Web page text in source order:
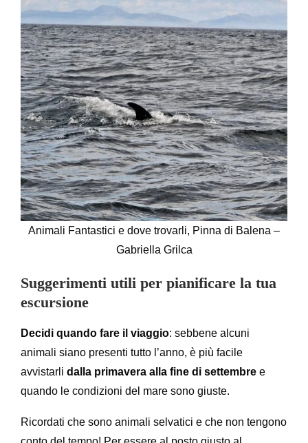
Animali Fantastici e dove trovarli, Pinna di Balena –
Gabriella Grilca
Suggerimenti utili per pianificare la tua
escursione
Decidi quando fare il viaggio: sebbene alcuni
animali siano presenti tutto l’anno, è più facile
avvistarli dalla primavera alla fine di settembre e
quando le condizioni del mare sono giuste.
Ricordati che sono animali selvatici e che non tengono